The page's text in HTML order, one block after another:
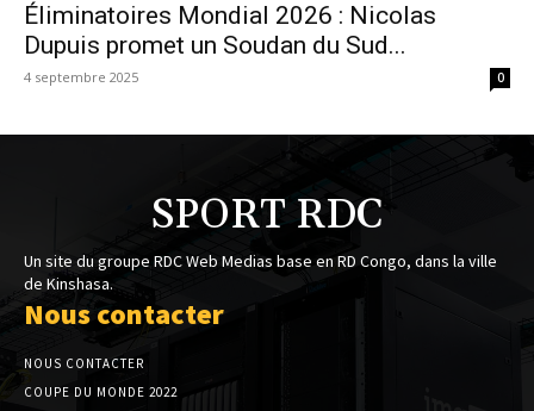
Éliminatoires Mondial 2026 : Nicolas
Dupuis promet un Soudan du Sud...
4 septembre 2025 0
SPORT RDC
Un site du groupe RDC Web Medias base en RD Congo, dans la ville
de Kinshasa.
Nous contacter
NOUS CONTACTER
COUPE DU MONDE 2022